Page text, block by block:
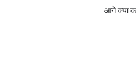
आगे क्या